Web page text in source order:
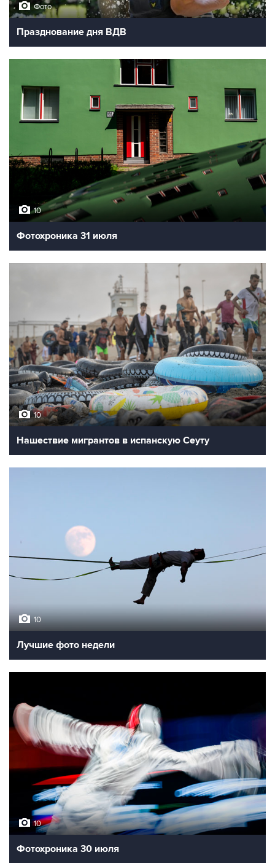
Фото
Празднование дня ВДВ
10
Фотохроника 31 июля
10
Нашествие мигрантов в испанскую Сеуту
10
Лучшие фото недели
10
Фотохроника 30 июля